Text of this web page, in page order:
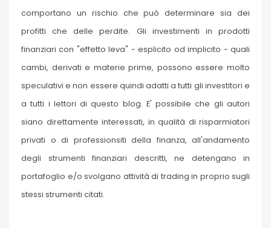
comportano un rischio che può determinare sia dei
profitti che delle perdite. Gli investimenti in prodotti
finanziari con "effetto leva" - esplicito od implicito - quali
cambi, derivati e materie prime, possono essere molto
speculativi e non essere quindi adatti a tutti gli investitori e
a tutti i lettori di questo blog. E' possibile che gli autori
siano direttamente interessati, in qualità di risparmiatori
privati o di professionsiti della finanza, all'andamento
degli strumenti finanziari descritti, ne detengano in
portafoglio e/o svolgano attività di trading in proprio sugli
stessi strumenti citati.